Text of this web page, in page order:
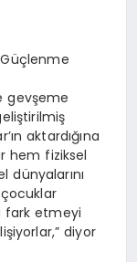
üçlenme
gevşeme
ştirilmiş
’ın aktardığına
hem fiziksel
dünyalarını
çocuklar
fark etmeyi
şiyorlar,”diyor